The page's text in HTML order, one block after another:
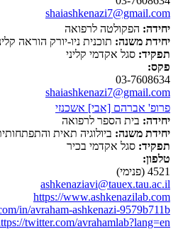
shaiashkenazi7@gmail.com
יחידה: הפקולטה לרפואה
יחידת משנה: תוכנית ניו-יורק הוראה
תפקיד: סגל אקדמי קליני
פקס:
03-7608634
shaiashkenazi7@gmail.com
פרופ' אברהם [אבי] אשכנזי
יחידה: בית הספר לרפואה
יחידת משנה: ביולוגיה תאית
תפקיד: סגל אקדמי בכיר
טלפון:
4521 (פנימי)
ashkenaziavi@tauex.tau.ac.il
https://www.ashkenazilab.com
in/avraham-ashkenazi-9579b711b
twitter.com/avrahamlab?lang=en